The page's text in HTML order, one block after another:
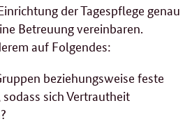
der Tagespflege genau
Betreuung vereinbaren.
auf Folgendes:
beziehungsweise feste
sich Vertrautheit